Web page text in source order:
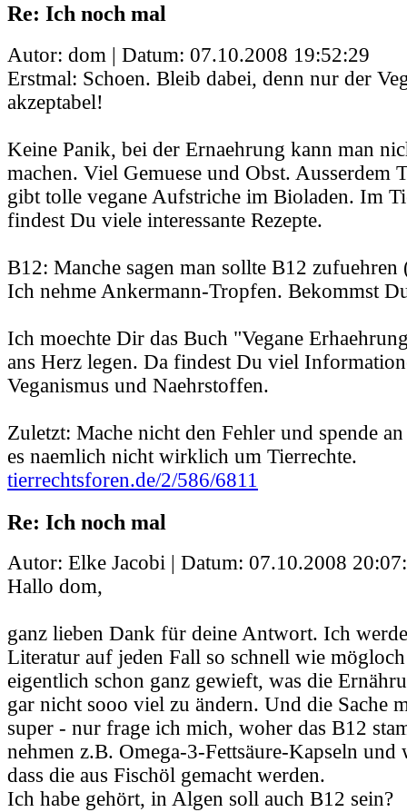
Re: Ich noch mal
Autor: dom | Datum: 07.10.2008 19:52:29
Erstmal: Schoen. Bleib dabei, denn nur der
akzeptabel!
Keine Panik, bei der Ernaehrung kann man
machen. Viel Gemuese und Obst. Ausserdem
gibt tolle vegane Aufstriche im Bioladen. Im
findest Du viele interessante Rezepte.
B12: Manche sagen man sollte B12 zufuehren
Ich nehme Ankermann-Tropfen. Bekommst
Ich moechte Dir das Buch "Vegane
ans Herz legen. Da findest Du viel
Veganismus und Naehrstoffen.
Zuletzt: Mache nicht den Fehler und spende
es naemlich nicht wirklich um Tierrechte.
tierrechtsforen.de/2/586/6811
Re: Ich noch mal
Autor: Elke Jacobi | Datum: 07.10.2008
Hallo dom,
ganz lieben Dank für deine Antwort. Ich
Literatur auf jeden Fall so schnell wie
eigentlich schon ganz gewieft, was die
gar nicht sooo viel zu ändern. Und die Sache
super - nur frage ich mich, woher das B12
nehmen z.B. Omega-3-Fettsäure-Kapseln und
dass die aus Fischöl gemacht werden.
Ich habe gehört, in Algen soll auch B12 sein?